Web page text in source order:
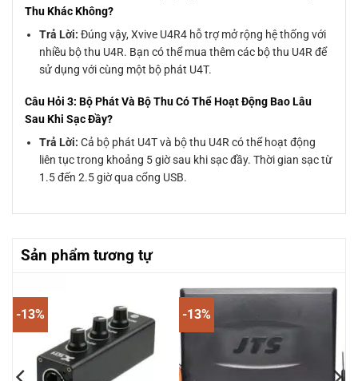
Thu Khác Không?
Trả Lời: Đúng vậy, Xvive U4R4 hỗ trợ mở rộng hệ thống với
nhiều bộ thu U4R. Bạn có thể mua thêm các bộ thu U4R để
sử dụng với cùng một bộ phát U4T.
Câu Hỏi 3: Bộ Phát Và Bộ Thu Có Thể Hoạt Động Bao Lâu
Sau Khi Sạc Đầy?
Trả Lời: Cả bộ phát U4T và bộ thu U4R có thể hoạt động
liên tục trong khoảng 5 giờ sau khi sạc đầy. Thời gian sạc từ
1.5 đến 2.5 giờ qua cổng USB.
Sản phẩm tương tự
-13% -13%